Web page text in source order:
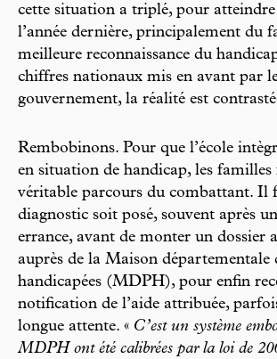
cette situation a triplé, pour
l’année dernière, principalement du
meilleure reconnaissance du
chiffres nationaux mis en avant par
gouvernement, la réalité est
Rembobinons. Pour que l’école
en situation de handicap, les
véritable parcours du combattant. Il
diagnostic soit posé, souvent après
errance, avant de monter un dossier
auprès de la Maison départementale
handicapées (MDPH), pour enfin
notification de l’aide attribuée,
longue attente. « C’est un système
MDPH ont été calibrées par la loi de